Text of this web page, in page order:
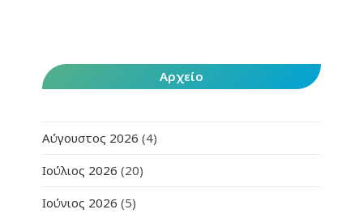
Αρχείο
Αύγουστος 2026 (4)
Ιούλιος 2026 (20)
Ιούνιος 2026 (5)